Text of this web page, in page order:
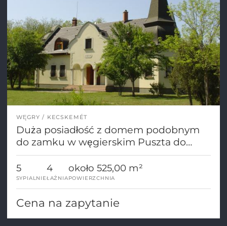
WĘGRY KECSKEMÉT
Duża posiadłość z domem podobnym
do zamku w węgierskim Puszta do
sprzedania
5
SYPIALNIE
4
ŁAŹNIA
około 525,00 m²
POWIERZCHNIA
Cena na zapytanie